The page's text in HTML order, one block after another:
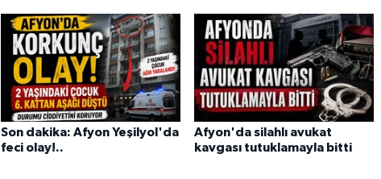
Son dakika: Afyon Yeşilyol'da
feci olay!..
Afyon'da silahlı avukat
kavgası tutuklamayla bitti